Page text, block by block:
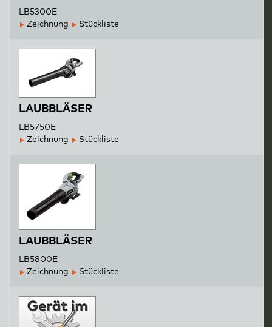
LB5300E
Zeichnung
Stückliste
LAUBBLÄSER
LB5750E
Zeichnung
Stückliste
LAUBBLÄSER
LB5800E
Zeichnung
Stückliste